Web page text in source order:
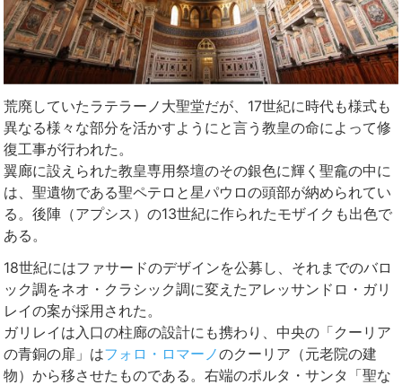
荒廃していたラテラーノ大聖堂だが、17世紀に時代も様式も
異なる様々な部分を活かすようにと言う教皇の命によって修
復工事が行われた。
翼廊に設えられた教皇専用祭壇のその銀色に輝く聖龕の中に
は、聖遺物である聖ペテロと星パウロの頭部が納められてい
る。後陣（アプシス）の13世紀に作られたモザイクも出色で
ある。
18世紀にはファサードのデザインを公募し、それまでのバロ
ック調をネオ・クラシック調に変えたアレッサンドロ・ガリ
レイの案が採用された。
ガリレイは入口の柱廊の設計にも携わり、中央の「クーリア
の青銅の扉」はフォロ・ロマーノのクーリア（元老院の建
物）から移させたものである。右端のポルタ・サンタ「聖な